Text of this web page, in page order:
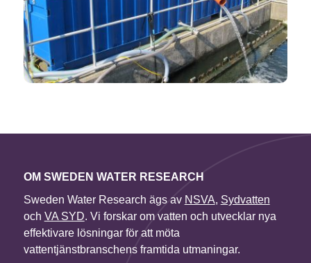
OM SWEDEN WATER RESEARCH
Sweden Water Research ägs av NSVA, Sydvatten
och VA SYD. Vi forskar om vatten och utvecklar nya
effektivare lösningar för att möta
vattentjänstbranschens framtida utmaningar.